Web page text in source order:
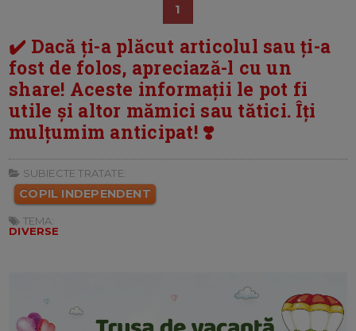
1
✔️ Dacă ți-a plăcut articolul sau ți-a
fost de folos, apreciază-l cu un
share! Aceste informații le pot fi
utile și altor mămici sau tătici. Îți
mulțumim anticipat! ❣️
SUBIECTE TRATATE:
COPIL INDEPENDENT
TEMA:
DIVERSE